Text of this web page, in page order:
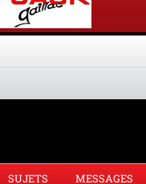
SUJETS MESSAGES